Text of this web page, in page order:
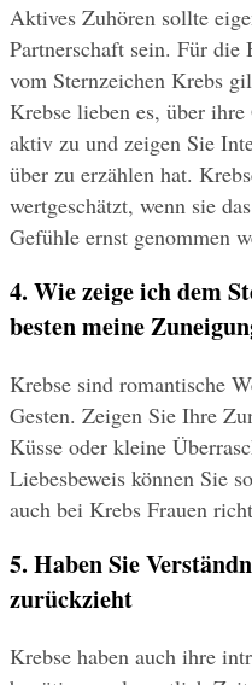
Aktives Zuhören sollte
Partnerschaft sein. Für die
vom Sternzeichen Krebs
Krebse lieben es, über
aktiv zu und zeigen Sie
über zu erzählen hat.
wertgeschätzt, wenn sie
Gefühle ernst genommen
4. Wie zeige ich dem
besten meine
Krebse sind romantische
Gesten. Zeigen Sie Ihre
Küsse oder kleine
Liebesbeweis können Sie
auch bei Krebs Frauen
5. Haben Sie
zurückzieht
Krebse haben auch ihre